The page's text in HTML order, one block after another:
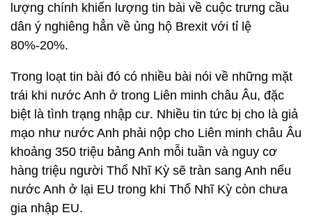
lượng chính khiến lượng tin bài về cuộc trưng cầu
dân ý nghiêng hẳn về ủng hộ Brexit với tỉ lệ
80%-20%.
Trong loạt tin bài đó có nhiều bài nói về những mặt
trái khi nước Anh ở trong Liên minh châu Âu, đặc
biệt là tình trạng nhập cư. Nhiều tin tức bị cho là giả
mạo như nước Anh phải nộp cho Liên minh châu Âu
khoảng 350 triệu bảng Anh mỗi tuần và nguy cơ
hàng triệu người Thổ Nhĩ Kỳ sẽ tràn sang Anh nếu
nước Anh ở lại EU trong khi Thổ Nhĩ Kỳ còn chưa
gia nhập EU.